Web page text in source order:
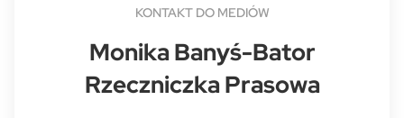
KONTAKT DO MEDIÓW
Monika Banyś-Bator
Rzeczniczka Prasowa